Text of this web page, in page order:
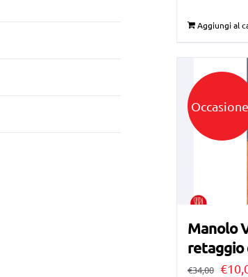
Aggiungi al
Manolo
retaggio
€34,00 Il
€